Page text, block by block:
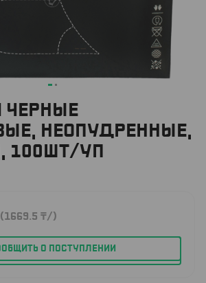
ЧЕРНЫЕ
НЕОПУДРЕННЫЕ,
100ШТ/УП
(1669.5 ₸/)
О ПОСТУПЛЕНИИ